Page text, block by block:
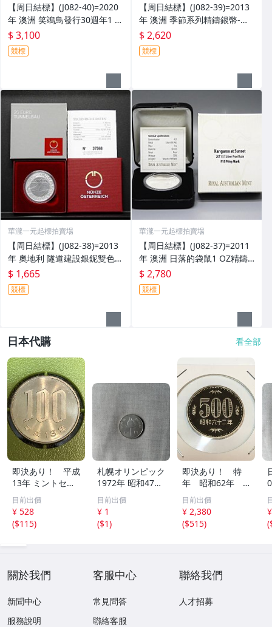
【周日結標】(J082-40)=2020
年 澳洲 笑鴗鳥發行30週年1 O
Z精鑄紀念銀幣_蘭花鑄記=套裝
含證 =保真
$ 3,100
競標
【周日結標】(J082-39)=2013
年 澳洲 季節系列精鑄銀幣-夏
天(澳洲袋鼠)1 OZ方形彩色銀
幣=原盒證 =保真
$ 2,620
競標
華瀧一元起標拍賣場
【周日結標】(J082-38)=2013
年 奧地利 隧道建設銀鈮雙色幣
(獲獎幣)=原盒證/16.5g =保真
$ 1,665
競標
華瀧一元起標拍賣場
【周日結標】(J082-37)=2011
年 澳洲 日落的袋鼠1 OZ精鑄
銀幣_F15鑄記=原盒證 =保真
$ 2,780
競標
日本代購 看全部
即決あり！ 平成
13年 ミントセッ
ト出し 「100円」
硬貨 完全未使用
品 １枚 送料全国
110円 ペーパーコ
目前出價
¥ 528
($115)
札幌オリンピック
1972年 昭和47年
100円記念硬貨 聖
火 コレクション
目前出價
¥ 1
($1)
即決あり！ 特
年 昭和62年 5
00円 硬貨 プ
ルーフ貨幣セッ
ト 出し 完全未
使用品 １枚
目前出價
¥ 2,380
($515)
(
關於我們
新聞中心
服務說明
客服中心
常見問答
聯絡客服
聯絡我們
人才招募